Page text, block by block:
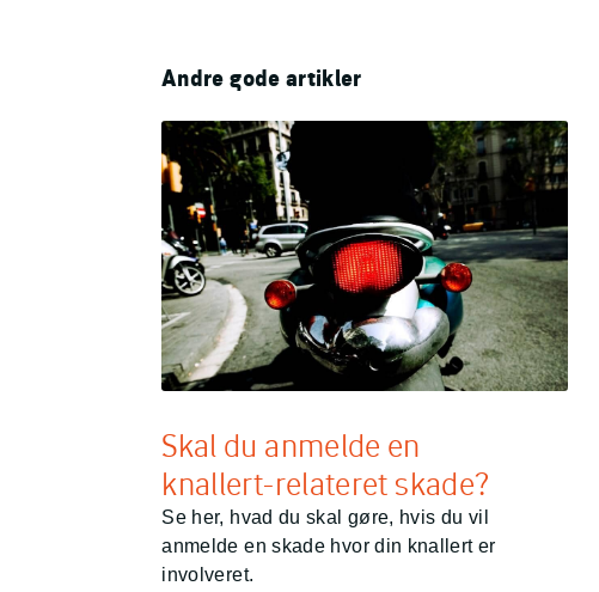
Andre gode artikler
Skal du anmelde en
knallert-relateret skade?
Se her, hvad du skal gøre, hvis du vil
anmelde en skade hvor din knallert er
involveret.